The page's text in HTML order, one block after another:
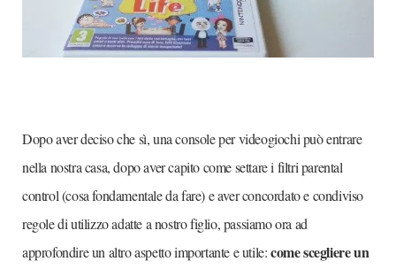
Dopo aver deciso che sì, una console per videogiochi può entrare
nella nostra casa, dopo aver capito come settare i filtri parental
control (cosa fondamentale da fare) e aver concordato e condiviso
regole di utilizzo adatte a nostro figlio, passiamo ora ad
approfondire un altro aspetto importante e utile:come scegliere un